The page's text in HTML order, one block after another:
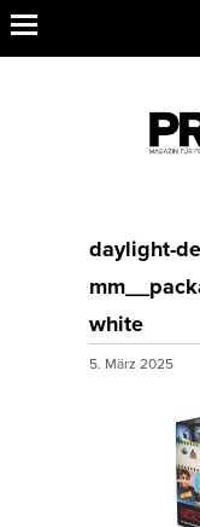
daylight-
white
5. März 2025